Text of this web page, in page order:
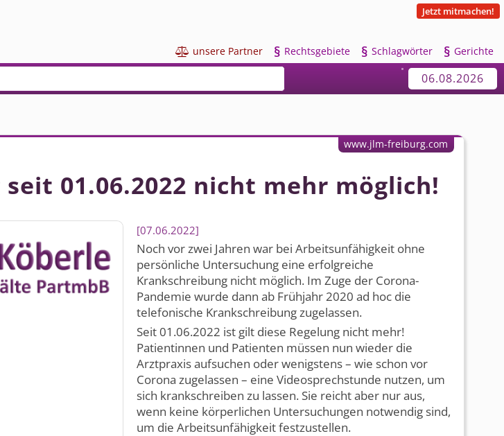
Jetzt mitmachen!
 unsere Partner § Rechtsgebiete § Schlagwörter § Gerichte
06.08.2026
01.06.2022 nicht mehr möglich!
07.06.2022
Noch vor zwei Jahren war bei Arbeitsunfähigkeit ohne
persönliche Untersuchung eine erfolgreiche
Krankschreibung nicht möglich. Im Zuge der Corona-
Pandemie wurde dann ab Frühjahr 2020 ad hoc die
telefonische Krankschreibung zugelassen.
Seit 01.06.2022 ist gilt diese Regelung nicht mehr!
Patientinnen und Patienten müssen nun wieder die
Arztpraxis aufsuchen oder wenigstens – wie schon vor
Corona zugelassen – eine Videosprechstunde nutzen, um
sich krankschreiben zu lassen. Sie reicht aber nur aus,
wenn keine körperlichen Untersuchungen notwendig sind,
um die Arbeitsunfähigkeit festzustellen.
www.jlm-freiburg.com